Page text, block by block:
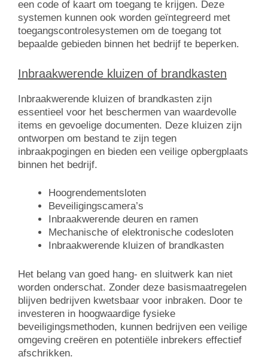
een code of kaart om toegang te krijgen. Deze
systemen kunnen ook worden geïntegreerd met
toegangscontrolesystemen om de toegang tot
bepaalde gebieden binnen het bedrijf te beperken.
Inbraakwerende kluizen of brandkasten
Inbraakwerende kluizen of brandkasten zijn
essentieel voor het beschermen van waardevolle
items en gevoelige documenten. Deze kluizen zijn
ontworpen om bestand te zijn tegen
inbraakpogingen en bieden een veilige opbergplaats
binnen het bedrijf.
Hoogrendementsloten
Beveiligingscamera’s
Inbraakwerende deuren en ramen
Mechanische of elektronische codesloten
Inbraakwerende kluizen of brandkasten
Het belang van goed hang- en sluitwerk kan niet
worden onderschat. Zonder deze basismaatregelen
blijven bedrijven kwetsbaar voor inbraken. Door te
investeren in hoogwaardige fysieke
beveiligingsmethoden, kunnen bedrijven een veilige
omgeving creëren en potentiële inbrekers effectief
afschrikken.